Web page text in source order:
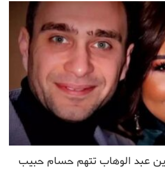
عبد الوهاب تتهم حسام حبيب